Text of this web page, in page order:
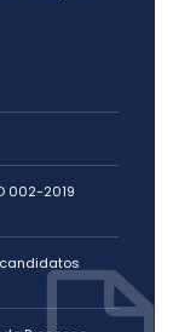
002-2019